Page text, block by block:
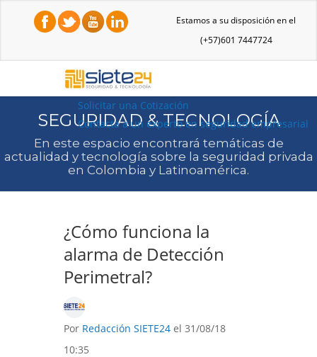
Estamos a su disposición en el
(+57)601 7447724
Solicitar una Cotización
Contacta a un experto en seguridad empresarial
SEGURIDAD & TECNOLOGÍA
En este espacio encontrará temáticas de
actualidad y tecnología sobre la seguridad privada
en Colombia y Latinoamérica.
¿Cómo funciona la
alarma de Detección
Perimetral?
Por Redacción SIETE24 el 31/08/18
10:35